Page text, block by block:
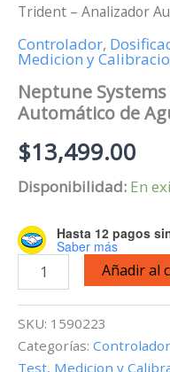
Trident – Analizador
Controlador,
Medicion y
Neptune
Automático de
$13,499.00
Disponibilidad: En
Hasta 12 pagos
Saber más
Systems
Analizador
Automático
de
Añadir al
SKU: 1590223
Categorías: Controlador
Test, Medicion y